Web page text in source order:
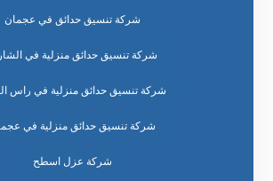
شركة تنسيق حدائق في عجمان
شركة تنسيق حدائق منزلية في
شركة تنسيق حدائق منزلية في راس
شركة تنسيق حدائق منزلية في
شركة عزل اسطح